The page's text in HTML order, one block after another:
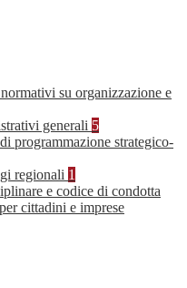
su organizzazione e
generali 5
programmazione strategico-
regionali 1
e codice di condotta
cittadini e imprese